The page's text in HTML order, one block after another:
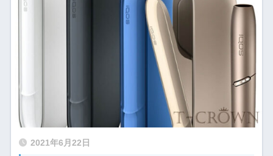
2021年6月22日